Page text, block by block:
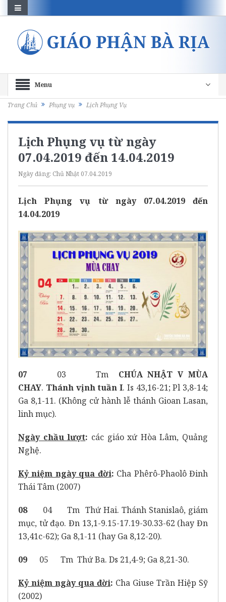
Menu
Trang Chủ Phụng vụ Lịch Phụng Vụ
Lịch Phụng vụ từ ngày
07.04.2019 đến 14.04.2019
Ngày đăng: Chủ Nhật 07.04.2019
Lịch Phụng vụ từ ngày 07.04.2019 đến
14.04.2019
07 03 Tm CHÚA NHẬT V MÙA
CHAY. Thánh vịnh tuần I. Is 43,16-21; Pl 3,8-14;
Ga 8,1-11. (Không cử hành lễ thánh Gioan Lasan,
linh mục).
Ngày chầu lượt: các giáo xứ Hòa Lâm, Quảng
Nghệ.
Kỷ niệm ngày qua đời: Cha Phêrô-Phaolô Đinh
Thái Tâm (2007)
0804 Tm Thứ Hai. Thánh Stanislaô, giám
mục, tử đạo. Đn 13,1-9.15-17.19-30.33-62 (hay Đn
13,41c-62); Ga 8,1-11 (hay Ga 8,12-20).
09 05 Tm Thứ Ba. Ds 21,4-9; Ga 8,21-30.
Kỷ niệm ngày qua đời: Cha Giuse Trần Hiệp Sỹ
(2002)